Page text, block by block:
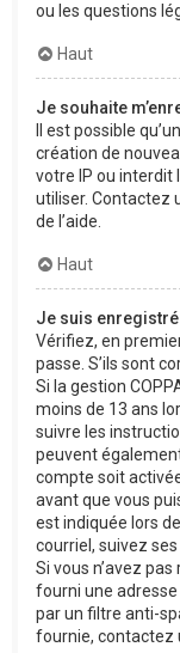
ou les questions
Haut
Je souhaite
Il est possible
création de
votre IP ou interdit
utiliser. Contactez
de l’aide.
Haut
Je suis enregistré
Vérifiez, en
passe. S’ils sont
Si la gestion
moins de 13 ans
suivre les
peuvent
compte soit
avant que vous
est indiquée lors
courriel, suivez
Si vous n’avez
fourni une
par un filtre anti-
fournie, contactez